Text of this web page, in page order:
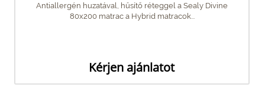
Antiallergén huzatával, hűsítő réteggel a Sealy Divine
80x200 matrac a Hybrid matracok...
Kérjen ajánlatot